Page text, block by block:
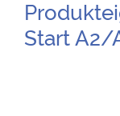
Start A2/